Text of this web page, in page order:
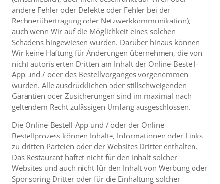
andere Fehler oder Defekte oder Fehler bei der
Rechnerübertragung oder Netzwerkkommunikation),
auch wenn Wir auf die Möglichkeit eines solchen
Schadens hingewiesen wurden. Darüber hinaus können
Wir keine Haftung für Änderungen übernehmen, die von
nicht autorisierten Dritten am Inhalt der Online-Bestell-
App und / oder des Bestellvorganges vorgenommen
wurden. Alle ausdrücklichen oder stillschweigenden
Garantien oder Zusicherungen sind im maximal nach
geltendem Recht zulässigen Umfang ausgeschlossen.
Die Online-Bestell-App und / oder der Online-
Bestellprozess können Inhalte, Informationen oder Links
zu dritten Parteien oder der Websites Dritter enthalten.
Das Restaurant haftet nicht für den Inhalt solcher
Websites und auch nicht für den Inhalt von Werbung oder
Sponsoring Dritter oder für die Einhaltung solcher